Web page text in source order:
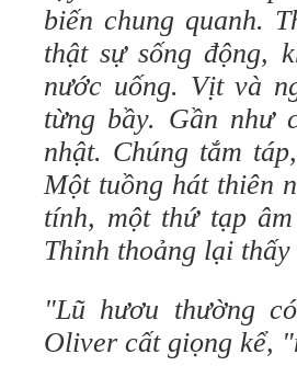
biến chung quanh.
thật sự sống
nước uống. Vịt và
từng bầy. Gần như
nhật. Chúng tắm
Một tuồng hát thiên
tính, một thứ tạp
Thỉnh thoảng lại
"Lũ hươu thường
Oliver cất giọng kể,